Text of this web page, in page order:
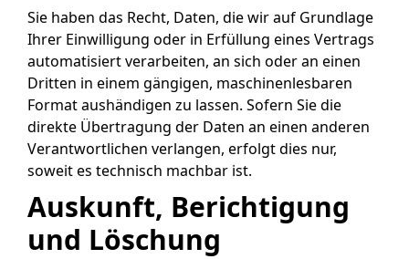
Sie haben das Recht, Daten, die wir auf Grundlage
Ihrer Einwilligung oder in Erfüllung eines Vertrags
automatisiert verarbeiten, an sich oder an einen
Dritten in einem gängigen, maschinenlesbaren
Format aushändigen zu lassen. Sofern Sie die
direkte Übertragung der Daten an einen anderen
Verantwortlichen verlangen, erfolgt dies nur,
soweit es technisch machbar ist.
Auskunft, Berichtigung
und Löschung